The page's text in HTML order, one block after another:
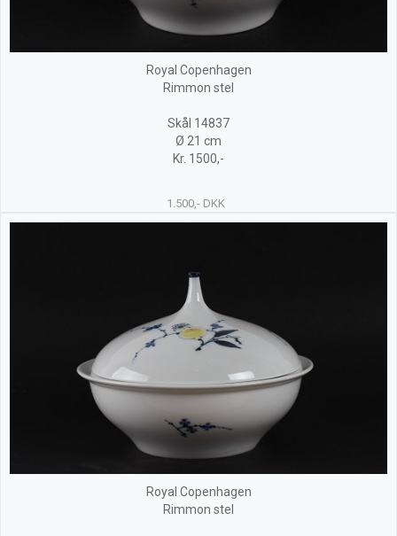
Royal Copenhagen
Rimmon stel
Skål 14837
Ø 21 cm
Kr. 1500,-
1.500,- DKK
Royal Copenhagen
Rimmon stel